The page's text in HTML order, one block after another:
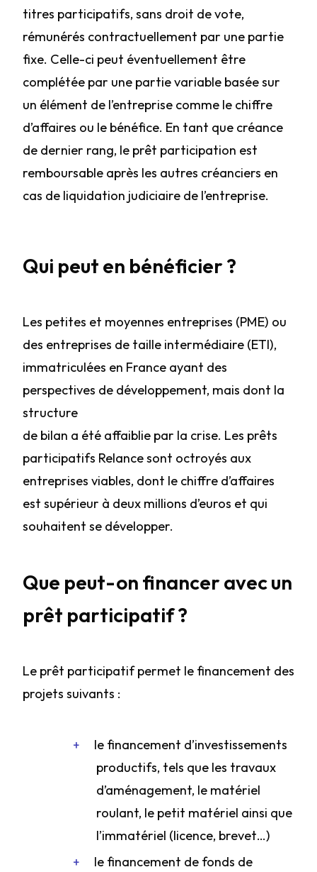
titres participatifs, sans droit de vote,
rémunérés contractuellement par une partie
fixe. Celle-ci peut éventuellement être
complétée par une partie variable basée sur
un élément de l’entreprise comme le chiffre
d’affaires ou le bénéfice. En tant que créance
de dernier rang, le prêt participation est
remboursable après les autres créanciers en
cas de liquidation judiciaire de l’entreprise.
Qui peut en bénéficier ?
Les petites et moyennes entreprises (PME) ou
des entreprises de taille intermédiaire (ETI),
immatriculées en France ayant des
perspectives de développement, mais dont la
structure
de bilan a été affaiblie par la crise. Les prêts
participatifs Relance sont octroyés aux
entreprises viables, dont le chiffre d’affaires
est supérieur à deux millions d’euros et qui
souhaitent se développer.
Que peut-on financer avec un
prêt participatif ?
Le prêt participatif permet le financement des
projets suivants :
le financement d’investissements
productifs, tels que les travaux
d’aménagement, le matériel
roulant, le petit matériel ainsi que
l’immatériel (licence, brevet…)
le financement de fonds de